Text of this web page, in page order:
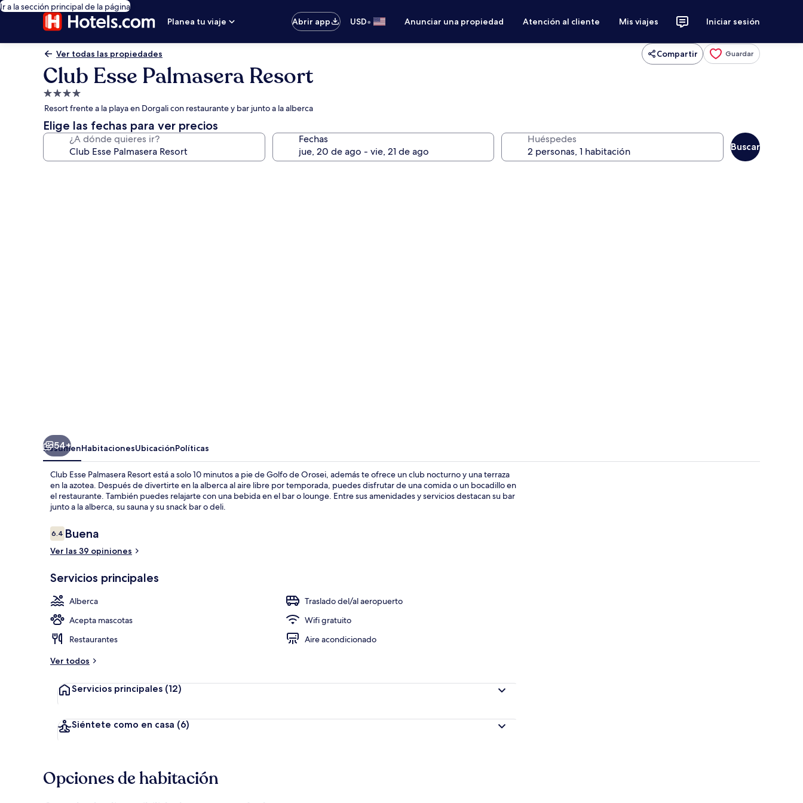
Ir a la sección principal de la página
Planea tu viaje
Abrir app USD• Anunciar una propiedad Atención al cliente Mis viajes Iniciar sesión
Ver todas las propiedades Compartir Guardar
Club Esse Palmasera Resort
Propiedad
de
4.0
estrellas
Resort frente a la playa en Dorgali con restaurante y bar junto a la alberca
Elige las fechas para ver precios
¿A dónde quieres ir? Fechas Huéspedes
Buscar
54+
ResumenHabitacionesUbicaciónPolíticas
Club Esse Palmasera Resort está a solo 10 minutos a pie de Golfo de Orosei, además te ofrece un club nocturno y una terraza
en la azotea. Después de divertirte en la alberca al aire libre por temporada, puedes disfrutar de una comida o un bocadillo en
el restaurante. También puedes relajarte con una bebida en el bar o lounge. Entre sus amenidades y servicios destacan su bar
junto a la alberca, su sauna y su snack bar o deli.
Opiniones
6.46.4 de 10,
Buena
Ver las 39 opiniones
Servicios principales
Alberca
Traslado del/al aeropuerto
Acepta mascotas
Wifi gratuito
Restaurantes
Aire acondicionado
Ver todos
Servicios principales (12)
Siéntete como en casa (6)
Opciones de habitación